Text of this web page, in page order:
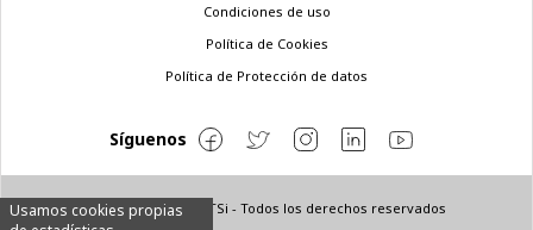
Usamos cookies propias
© Copyright 2022 ETSi - Todos los derechos reservados
Condiciones de uso
Política de Cookies
Política de Protección de datos
Síguenos